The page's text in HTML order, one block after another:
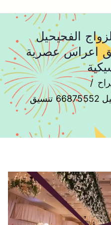
الفحيحيل
تنسيق اعراس عصرية
تنسيق حفلات الزواج الفحيحيل 66875552 تنسيق